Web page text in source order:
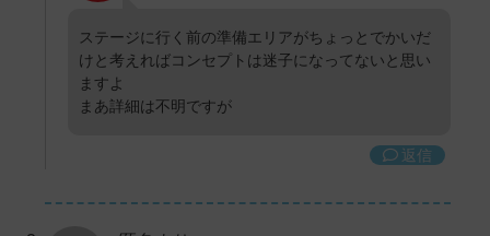
ステージに行く前の準備エリアがちょっとでかいだ
けと考えればコンセプトは迷子になってないと思い
ますよ
まあ詳細は不明ですが
返信